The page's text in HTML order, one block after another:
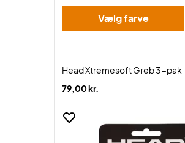
Vælg farve
Head Xtremesoft Greb 3-pak
79,00 kr.